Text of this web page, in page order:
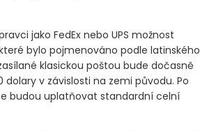
jako FedEx nebo UPS možnost
bylo pojmenováno podle latinského
klasickou poštou bude dočasně
dolary v závislosti na zemi původu. Po
budou uplatňovat standardní celní